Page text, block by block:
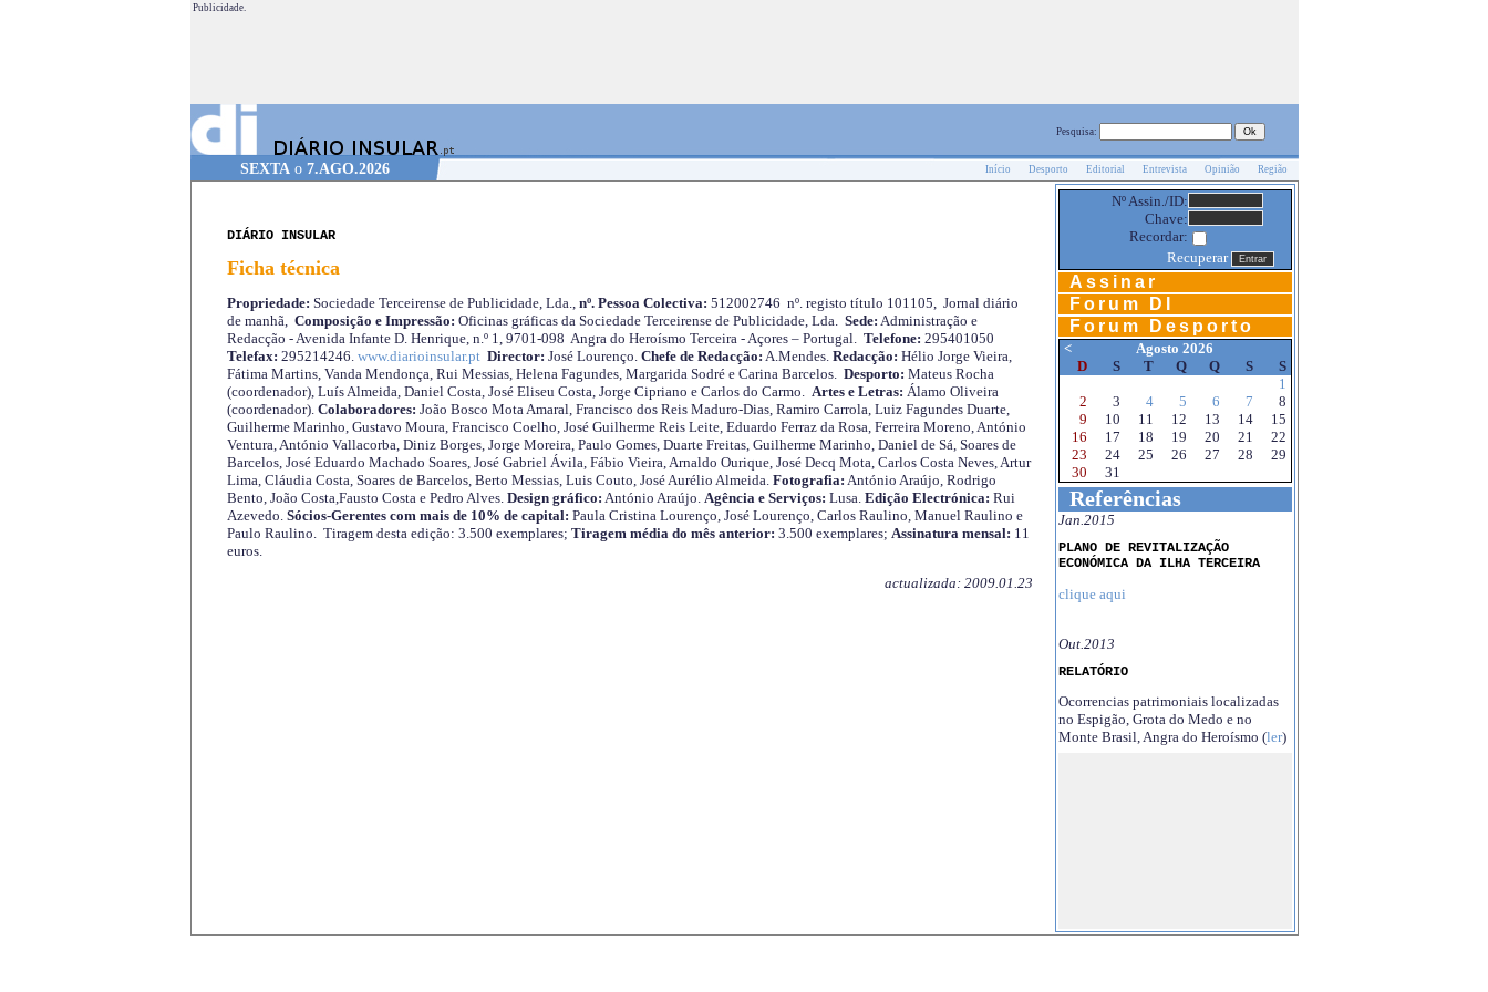
Publicidade.
Pesquisa:
SEXTAo 7.AGO.2026 Início Desporto Editorial Entrevista Opinião Região
DIÁRIO INSULAR
Ficha técnica
Propriedade: Sociedade Terceirense de Publicidade, Lda.,nº. Pessoa Colectiva: 512002746 nº. registo título 101105, Jornal diário
de manhã, Composição e Impressão: Oficinas gráficas da Sociedade Terceirense de Publicidade, Lda. Sede: Administração e
Redacção - Avenida Infante D. Henrique, n.º 1, 9701-098 Angra do Heroísmo Terceira - Açores – Portugal. Telefone: 295401050
Telefax: 295214246. www.diarioinsular.pt Director: José Lourenço. Chefe de Redacção: A.Mendes. Redacção: Hélio Jorge Vieira,
Fátima Martins, Vanda Mendonça, Rui Messias, Helena Fagundes, Margarida Sodré e Carina Barcelos. Desporto: Mateus Rocha
(coordenador), Luís Almeida, Daniel Costa, José Eliseu Costa, Jorge Cipriano e Carlos do Carmo. Artes e Letras: Álamo Oliveira
(coordenador). Colaboradores: João Bosco Mota Amaral, Francisco dos Reis Maduro-Dias, Ramiro Carrola, Luiz Fagundes Duarte,
Guilherme Marinho, Gustavo Moura, Francisco Coelho, José Guilherme Reis Leite, Eduardo Ferraz da Rosa, Ferreira Moreno, António
Ventura, António Vallacorba, Diniz Borges, Jorge Moreira, Paulo Gomes, Duarte Freitas, Guilherme Marinho, Daniel de Sá, Soares de
Barcelos, José Eduardo Machado Soares, José Gabriel Ávila, Fábio Vieira, Arnaldo Ourique, José Decq Mota, Carlos Costa Neves, Artur
Lima, Cláudia Costa, Soares de Barcelos, Berto Messias, Luis Couto, José Aurélio Almeida. Fotografia: António Araújo, Rodrigo
Bento, João Costa,Fausto Costa e Pedro Alves. Design gráfico: António Araújo. Agência e Serviços: Lusa. Edição Electrónica: Rui
Azevedo. Sócios-Gerentes com mais de 10% de capital: Paula Cristina Lourenço, José Lourenço, Carlos Raulino, Manuel Raulino e
Paulo Raulino. Tiragem desta edição: 3.500 exemplares; Tiragem média do mês anterior: 3.500 exemplares; Assinatura mensal: 11
euros.
actualizada: 2009.01.23
Nº Assin./ID:
Chave:
Recordar:
Recuperar
Assinar
Forum DI
Forum Desporto
<
Agosto 2026
D
S T Q Q S
S
1
2
3 4 5 6 7
8
9
10 11 12 13 14
15
16
17 18 19 20 21
22
23
24 25 26 27 28
29
30
31
Referências
Jan.2015
PLANO DE REVITALIZAÇÃO
ECONÓMICA DA ILHA TERCEIRA
clique aqui
Out.2013
RELATÓRIO
Ocorrencias patrimoniais localizadas
no Espigão, Grota do Medo e no
Monte Brasil, Angra do Heroísmo (ler)